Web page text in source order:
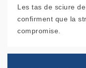
Les tas de sciure
confirment que la
compromise.